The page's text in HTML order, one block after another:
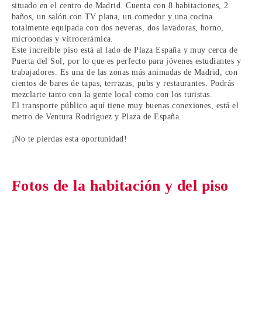
situado en el centro de Madrid. Cuenta con 8 habitaciones, 2
baños, un salón con TV plana, un comedor y una cocina
totalmente equipada con dos neveras, dos lavadoras, horno,
microondas y vitrocerámica.
Este increíble piso está al lado de Plaza España y muy cerca de
Puerta del Sol, por lo que es perfecto parajóvenes estudiantes y
trabajadores. Es una de las zonas más animadas de Madrid, con
cientos de bares de tapas, terrazas, pubs y restaurantes. Podrás
mezclarte tanto con la gente local como con los turistas.
El transporte público aquí tiene muy buenas conexiones, está el
metro deVentura Rodríguez y Plaza de España.
¡No te pierdas esta oportunidad!
Fotos de la habitación y del piso